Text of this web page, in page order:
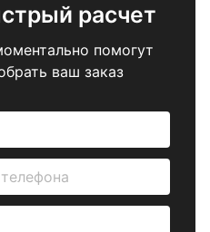
расчет
помогут
ваш заказ